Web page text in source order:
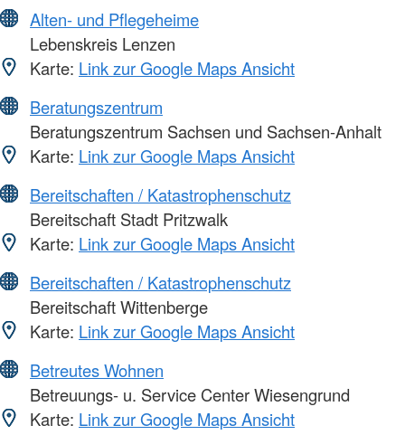
Alten- und Pflegeheime
Lebenskreis Lenzen
Karte: Link zur Google Maps Ansicht
Beratungszentrum
Beratungszentrum Sachsen und Sachsen-Anhalt
Karte: Link zur Google Maps Ansicht
Bereitschaften / Katastrophenschutz
Bereitschaft Stadt Pritzwalk
Karte: Link zur Google Maps Ansicht
Bereitschaften / Katastrophenschutz
Bereitschaft Wittenberge
Karte: Link zur Google Maps Ansicht
Betreutes Wohnen
Betreuungs- u. Service Center Wiesengrund
Karte: Link zur Google Maps Ansicht